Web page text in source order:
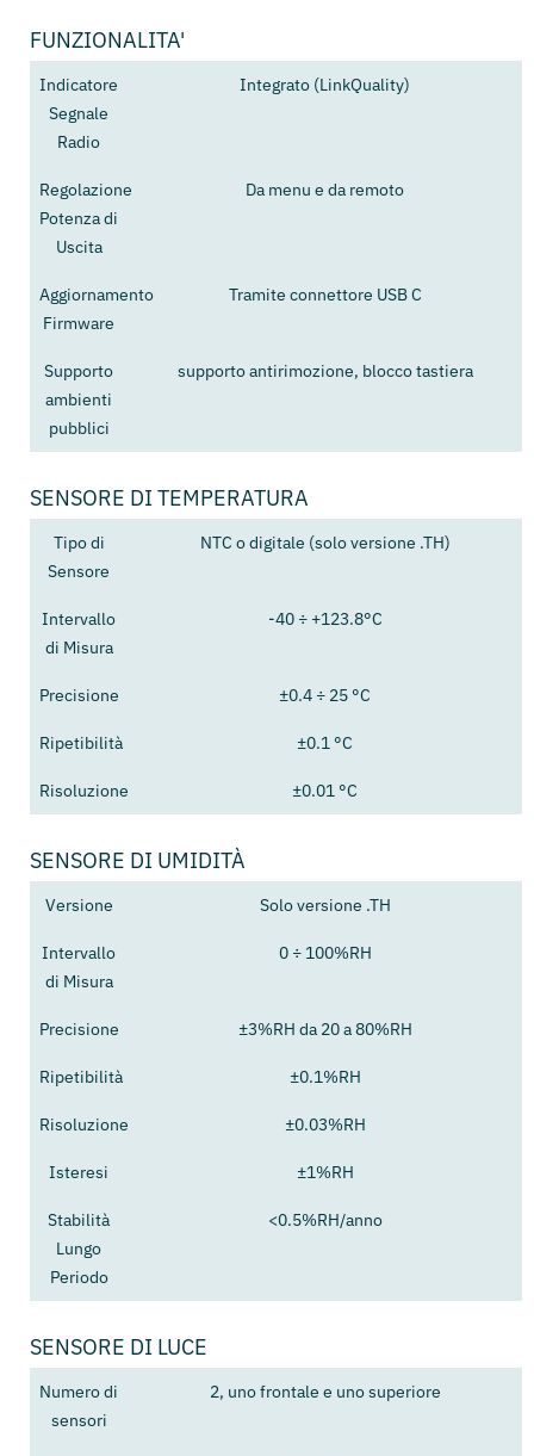
FUNZIONALITA'
Indicatore
Segnale
Radio
Integrato (LinkQuality)
Regolazione
Potenza di
Uscita
Da menu e da remoto
Aggiornamento
Firmware
Tramite connettore USB C
Supporto
ambienti
pubblici
supporto antirimozione, blocco tastiera
SENSORE DI TEMPERATURA
Tipo di
Sensore
NTC o digitale (solo versione .TH)
Intervallo
di Misura
-40 ÷ +123.8°C
Precisione ±0.4 ÷ 25 °C
Ripetibilità ±0.1 °C
Risoluzione ±0.01 °C
SENSORE DI UMIDITÀ
Versione Solo versione .TH
Intervallo
di Misura
0 ÷ 100%RH
Precisione ±3%RH da 20 a 80%RH
Ripetibilità ±0.1%RH
Risoluzione ±0.03%RH
Isteresi ±1%RH
Stabilità
Lungo
Periodo
<0.5%RH/anno
SENSORE DI LUCE
Numero di
sensori
2, uno frontale e uno superiore